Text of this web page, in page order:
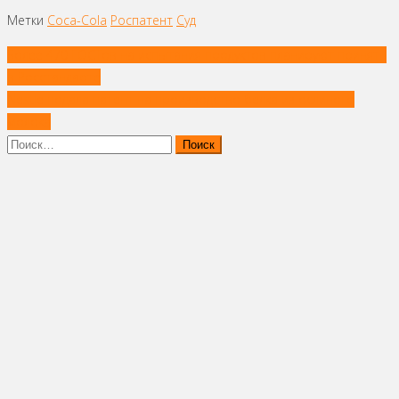
Метки Coca-Cola Роспатент Суд
Найти: